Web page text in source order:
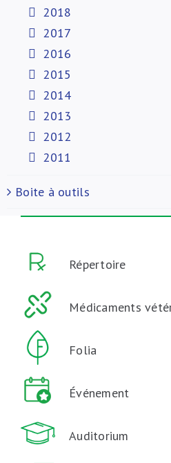
2018
2017
2016
2015
2014
2013
2012
2011
Boite à outils
Répertoire
Médicaments
Folia
Événement
Auditorium